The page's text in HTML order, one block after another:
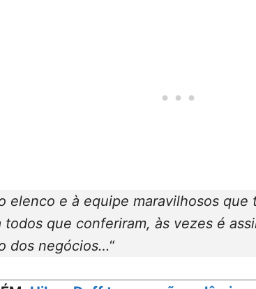
elenco e à equipe maravilhosos que
todos que conferiram, às vezes é
dos negócios…“